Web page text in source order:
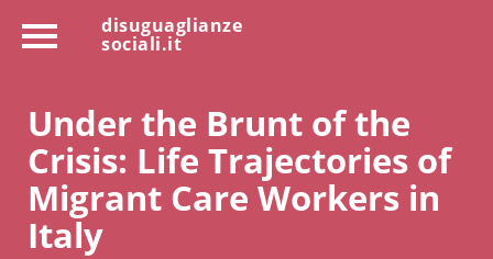
disuguaglianze
sociali.it
Under the Brunt of the
Crisis: Life Trajectories of
Migrant Care Workers in
Italy